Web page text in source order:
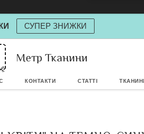
СУПЕР ЗНИЖКИ
Метр Тканини
КОНТАКТИ СТАТТІ